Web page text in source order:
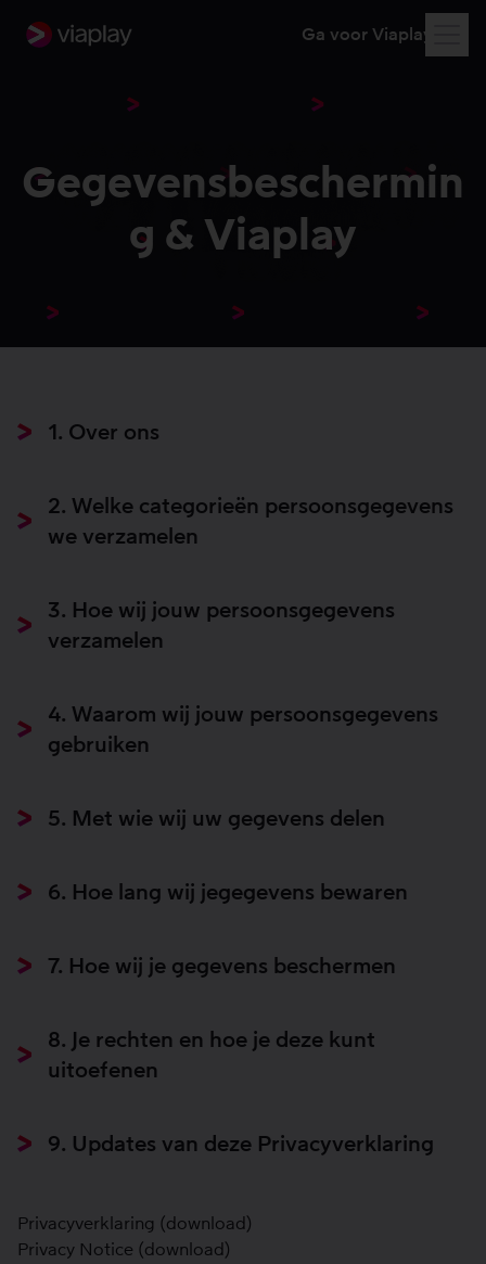
Ga voor Viaplay
Gegevensbeschermin
g & Viaplay
1. Over ons
2. Welke categorieën persoonsgegevens
we verzamelen
3. Hoe wij jouw persoonsgegevens
verzamelen
4. Waarom wij jouw persoonsgegevens
gebruiken
5. Met wie wij uw gegevens delen
6. Hoe lang wij jegegevens bewaren
7. Hoe wij je gegevens beschermen
8. Je rechten en hoe je deze kunt
uitoefenen
9. Updates van deze Privacyverklaring
Privacyverklaring (download)
Privacy Notice (download)